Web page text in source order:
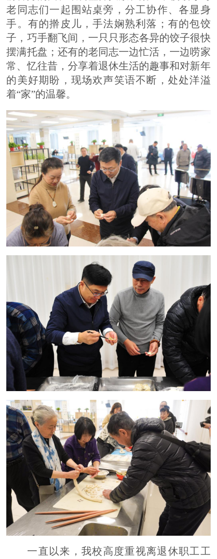
老同志们一起围站桌旁，分工协作、各显身
手。有的擀皮儿，手法娴熟利落；有的包饺
子，巧手翻飞间，一只只形态各异的饺子很快
摆满托盘；还有的老同志一边忙活，一边唠家
常、忆往昔，分享着退休生活的趣事和对新年
的美好期盼，现场欢声笑语不断，处处洋溢
着“家”的温馨。
一直以来，我校高度重视离退休职工工